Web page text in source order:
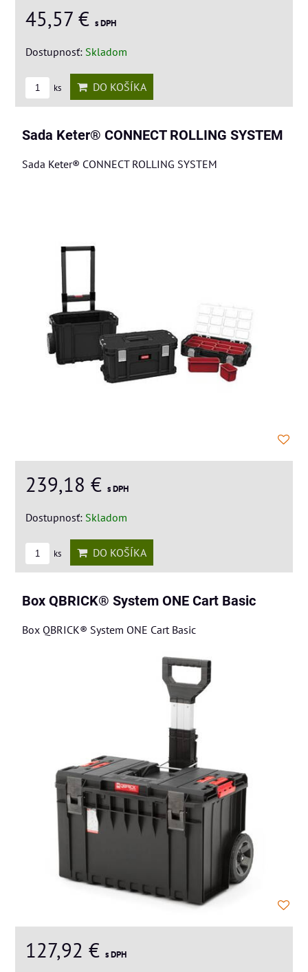
45,57 € s DPH
Dostupnosť: Skladom
ks DO KOŠÍKA
Sada Keter® CONNECT ROLLING SYSTEM
Sada Keter® CONNECT ROLLING SYSTEM
239,18 € s DPH
Dostupnosť: Skladom
ks DO KOŠÍKA
Box QBRICK® System ONE Cart Basic
Box QBRICK® System ONE Cart Basic
127,92 € s DPH